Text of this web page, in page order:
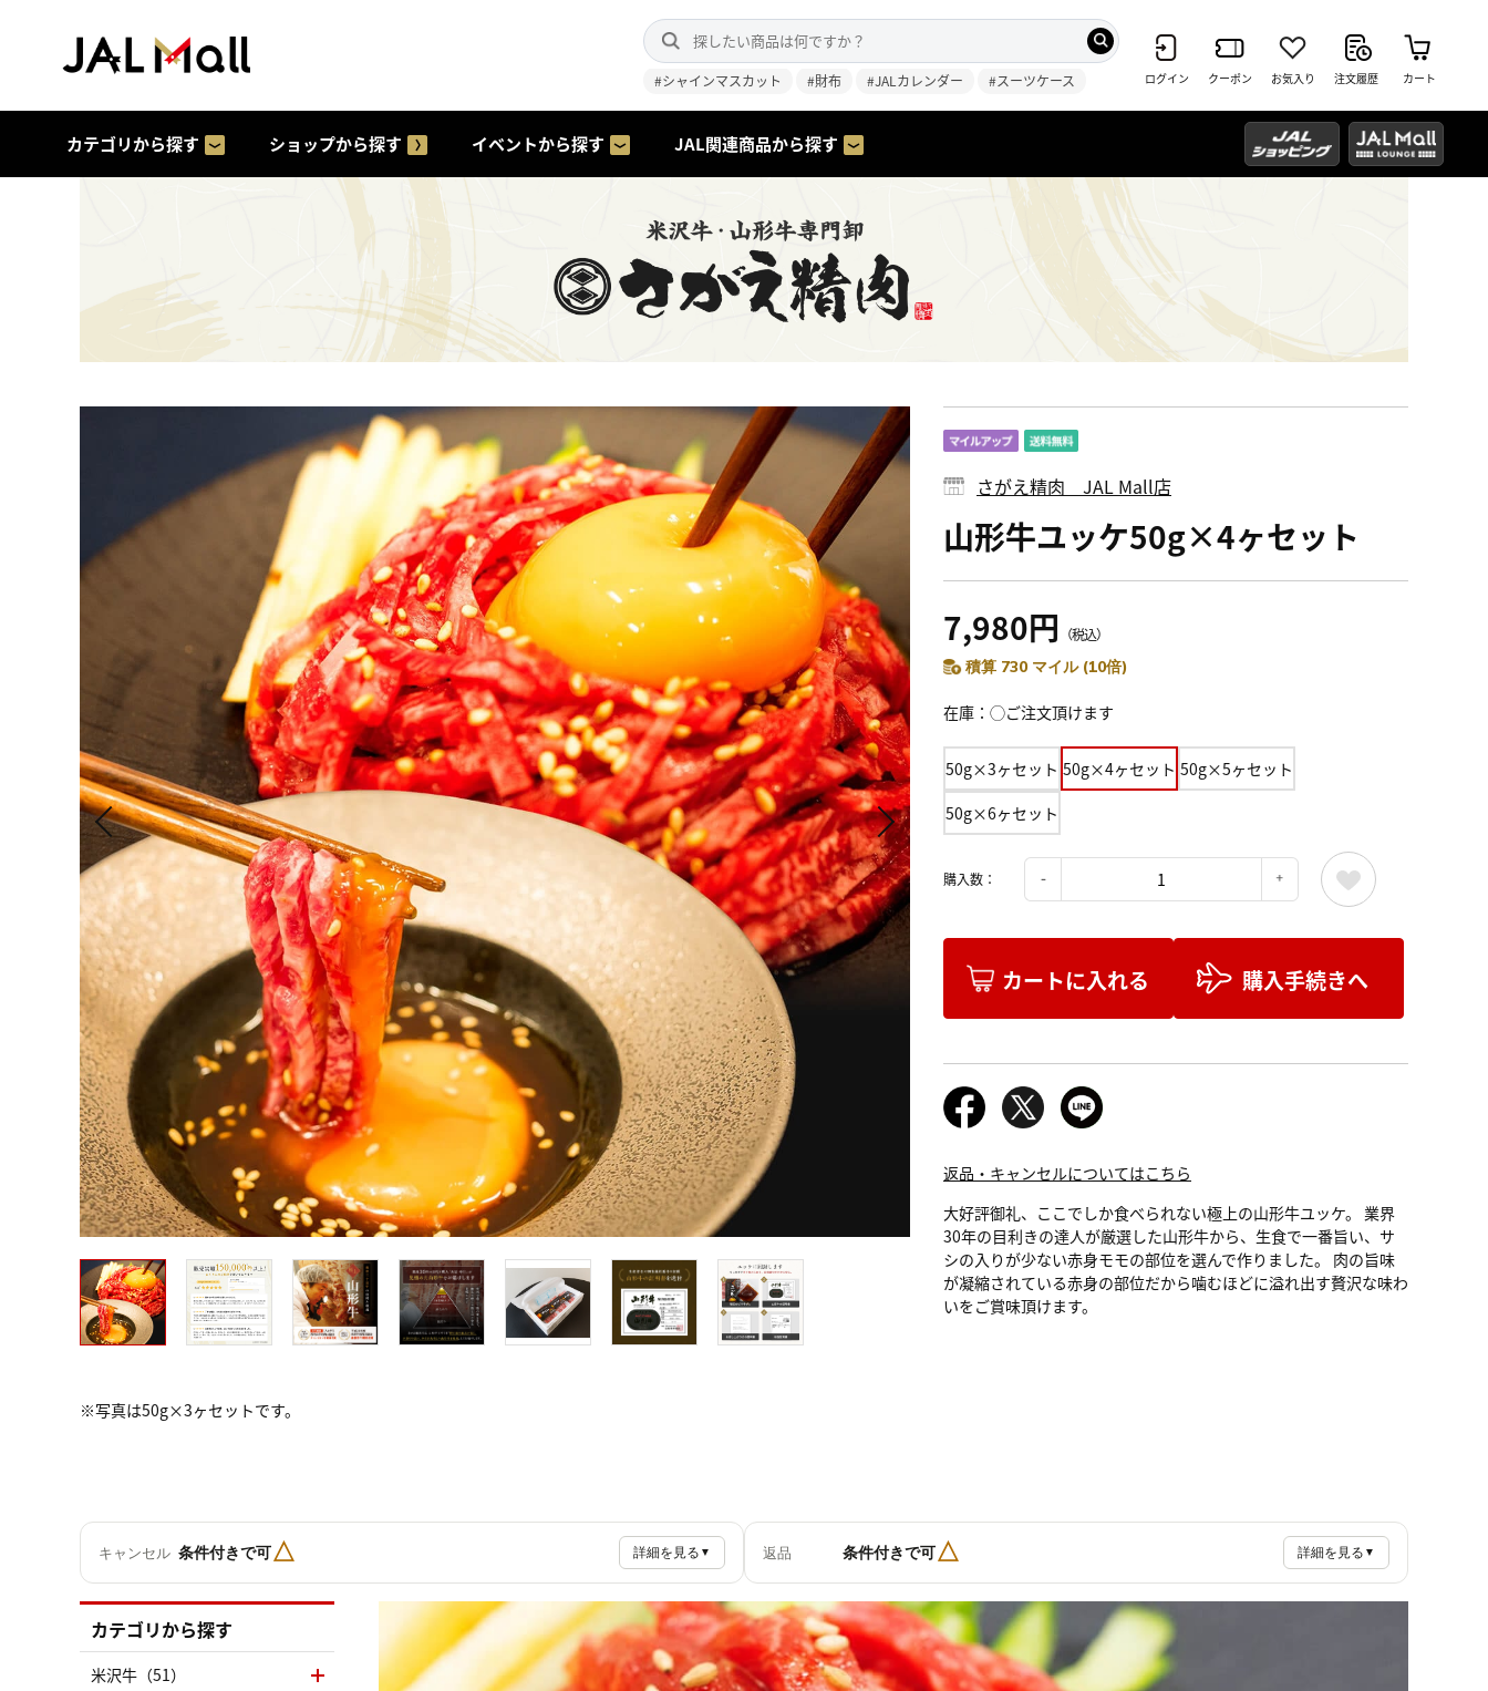
#シャインマスカット #財布 #JALカレンダー #スーツケース ログイン クーポン お気入り 注文履歴 カート
カテゴリから探す ショップから探す イベントから探す JAL関連商品から探す
※写真は50g×3ヶセットです。
さがえ精肉 JAL Mall店
山形牛ユッケ50g×4ヶセット
7,980円 （税込）
積算 730 マイル (10倍)
在庫 ◯ご注文頂けます
50g×3ヶセット 50g×4ヶセット 50g×5ヶセット
50g×6ヶセット
購入数：
カートに入れる 購入手続きへ
返品・キャンセルについてはこちら
大好評御礼、ここでしか食べられない極上の山形牛ユッケ。 業界
30年の目利きの達人が厳選した山形牛から、生食で一番旨い、サ
シの入りが少ない赤身モモの部位を選んで作りました。 肉の旨味
が凝縮されている赤身の部位だから噛むほどに溢れ出す贅沢な味わ
いをご賞味頂けます。
キャンセル 条件付きで可△ 詳細を見る ▼ 返品 条件付きで可△ 詳細を見る ▼
カテゴリから探す
米沢牛（51）